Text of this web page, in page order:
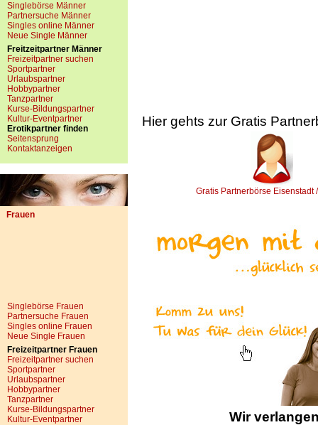
Singlebörse Männer
Partnersuche Männer
Singles online Männer
Neue Single Männer
Freitzeitpartner Männer
Freizeitpartner suchen
Sportpartner
Urlaubspartner
Hobbypartner
Tanzpartner
Kurse-Bildungspartner
Kultur-Eventpartner
Erotikpartner finden
Seitensprung
Kontaktanzeigen
Frauen
Singlebörse Frauen
Partnersuche Frauen
Singles online Frauen
Neue Single Frauen
Freizeitpartner Frauen
Freizeitpartner suchen
Sportpartner
Urlaubspartner
Hobbypartner
Tanzpartner
Kurse-Bildungspartner
Kultur-Eventpartner
Hier gehts zur Gratis
Gratis Partnerbörse Eisenstadt
Wir